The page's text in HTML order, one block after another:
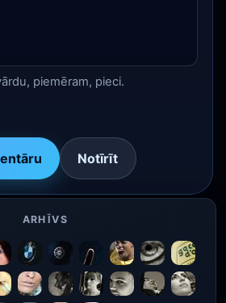
piemēram, pieci.
Notīrīt
ARHĪVS